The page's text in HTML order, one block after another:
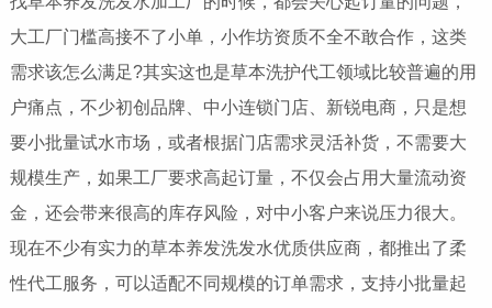
大工厂门槛高接不了小单，小作坊资质不全不敢合作，这类
需求该怎么满足?其实这也是草本洗护代工领域比较普遍的用
户痛点，不少初创品牌、中小连锁门店、新锐电商，只是想
要小批量试水市场，或者根据门店需求灵活补货，不需要大
规模生产，如果工厂要求高起订量，不仅会占用大量流动资
金，还会带来很高的库存风险，对中小客户来说压力很大。
现在不少有实力的草本养发洗发水优质供应商，都推出了柔
性代工服务，可以适配不同规模的订单需求，支持小批量起